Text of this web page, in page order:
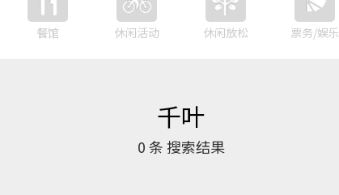
餐馆 休闲活动 休闲放松 票务/娱乐
千叶
0条 搜索结果